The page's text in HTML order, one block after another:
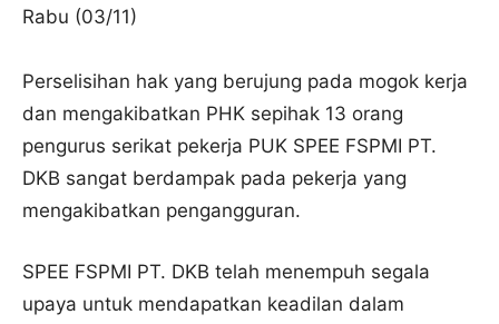
Rabu (03/11)
Perselisihan hak yang berujung pada mogok kerja
dan mengakibatkan PHK sepihak 13 orang
pengurus serikat pekerja PUK SPEE FSPMI PT.
DKB sangat berdampak pada pekerja yang
mengakibatkan pengangguran.
SPEE FSPMI PT. DKB telah menempuh segala
upaya untuk mendapatkan keadilan dalam